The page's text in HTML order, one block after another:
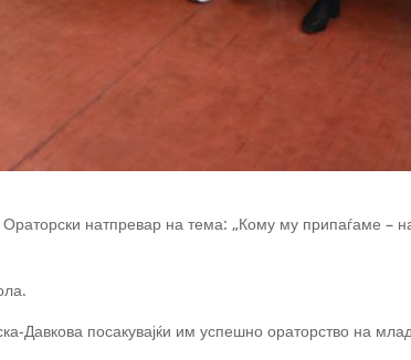
натпревар на тема: „Кому му припаѓаме –
Давкова посакувајќи им успешно ораторство на